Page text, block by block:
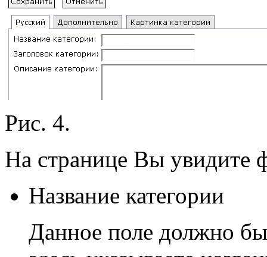
Рис. 4.
На странице Вы
Название категории
Данное поле должно